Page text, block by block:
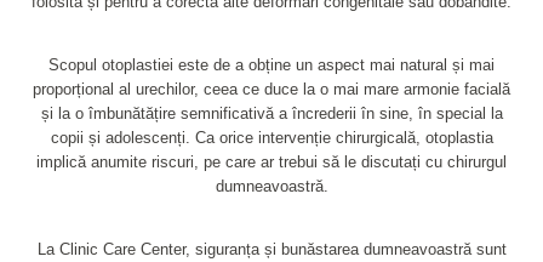
Scopul otoplastiei este de a obține un aspect mai natural și mai
proporțional al urechilor, ceea ce duce la o mai mare armonie facială
și la o îmbunătățire semnificativă a încrederii în sine, în special la
copii și adolescenți. Ca orice intervenție chirurgicală, otoplastia
implică anumite riscuri, pe care ar trebui să le discutați cu chirurgul
dumneavoastră.
La Clinic Care Center, siguranța și bunăstarea dumneavoastră sunt